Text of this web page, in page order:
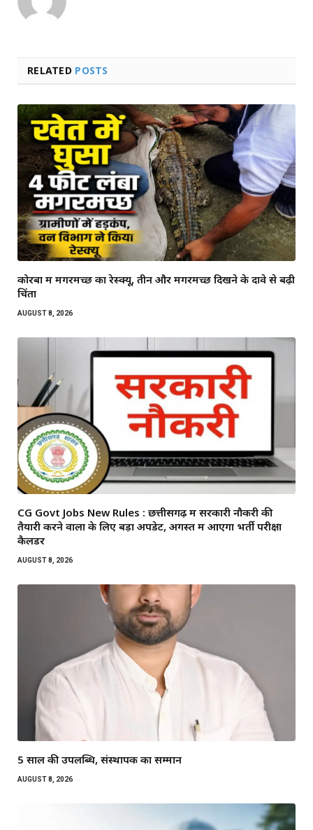
RELATED POSTS
कोरबा में मगरमच्छ का रेस्क्यू, तीन और मगरमच्छ दिखने के दावे से बढ़ी
चिंता
AUGUST 8, 2026
CG Govt Jobs New Rules : छत्तीसगढ़ में सरकारी नौकरी की
तैयारी करने वालों के लिए बड़ा अपडेट, अगस्त में आएगा भर्ती परीक्षा
कैलेंडर
AUGUST 8, 2026
5 साल की उपलब्धि, संस्थापक का सम्मान
AUGUST 8, 2026